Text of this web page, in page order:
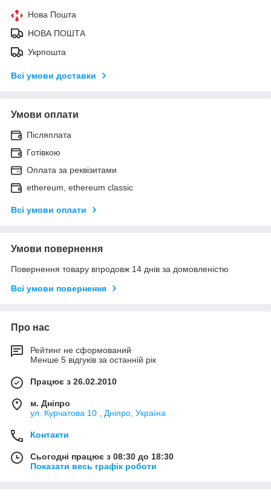
Нова Пошта
НОВА ПОШТА
Укрпошта
Всі умови доставки
Умови оплати
Післяплата
Готівкою
Оплата за реквізитами
ethereum, ethereum classic
Всі умови оплати
Умови повернення
Повернення товару впродовж 14 днів за домовленістю
Всі умови повернення
Про нас
Рейтинг не сформований
Менше 5 відгуків за останній рік
Працює з 26.02.2010
м. Дніпро
ул. Курчатова 10 , Дніпро, Україна
Контакти
Сьогодні працює з 08:30 до 18:30
Показати весь графік роботи